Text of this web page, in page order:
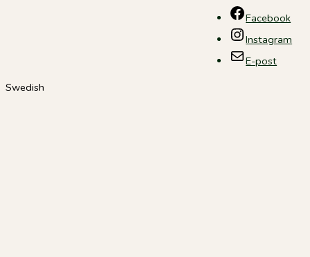
Facebook
Instagram
E-post
Swedish